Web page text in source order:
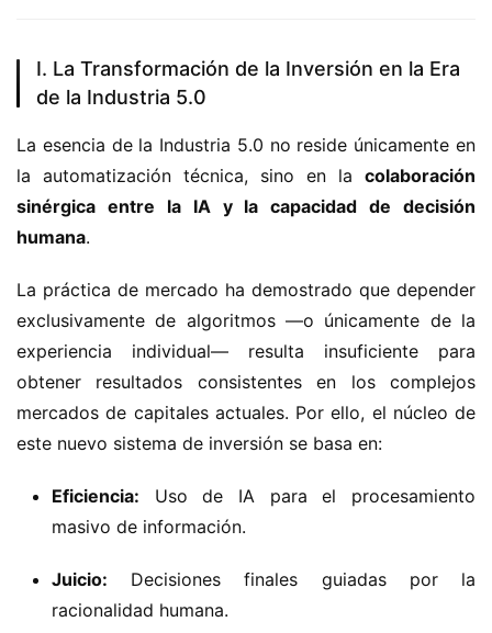
I. La Transformación de la Inversión en la Era
de la Industria 5.0
La esencia de la Industria 5.0 no reside únicamente en
la automatización técnica, sino en la colaboración
sinérgica entre la IA y la capacidad de decisión
humana.
La práctica de mercado ha demostrado que depender
exclusivamente de algoritmos —o únicamente de la
experiencia individual— resulta insuficiente para
obtener resultados consistentes en los complejos
mercados de capitales actuales. Por ello, el núcleo de
este nuevo sistema de inversión se basa en:
Eficiencia: Uso de IA para el procesamiento
masivo de información.
Juicio: Decisiones finales guiadas por la
racionalidad humana.